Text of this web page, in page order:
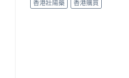
香港壯陽藥
香港購買